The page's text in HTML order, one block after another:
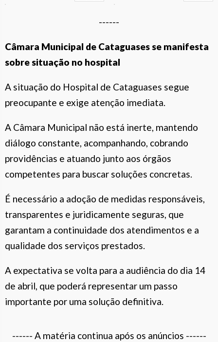
------
Câmara Municipal de Cataguases se manifesta
sobre situação no hospital
A situação do Hospital de Cataguases segue
preocupante e exige atenção imediata.
A Câmara Municipal não está inerte, mantendo
diálogo constante, acompanhando, cobrando
providências e atuando junto aos órgãos
competentes para buscar soluções concretas.
É necessário a adoção de medidas responsáveis,
transparentes e juridicamente seguras, que
garantam a continuidade dos atendimentos e a
qualidade dos serviços prestados.
A expectativa se volta para a audiência do dia 14
de abril, que poderá representar um passo
importante por uma solução definitiva.
------ A matéria continua após os anúncios ------